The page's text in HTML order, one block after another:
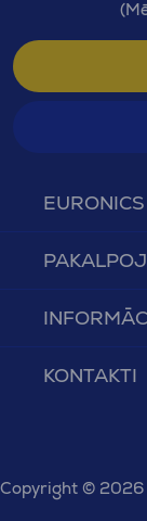
EURONICS
KONTAKTI
Copyright © 2026